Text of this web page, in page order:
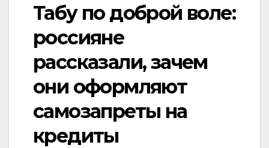
Табу по доброй воле:
россияне
рассказали, зачем
они оформляют
самозапреты на
кредиты